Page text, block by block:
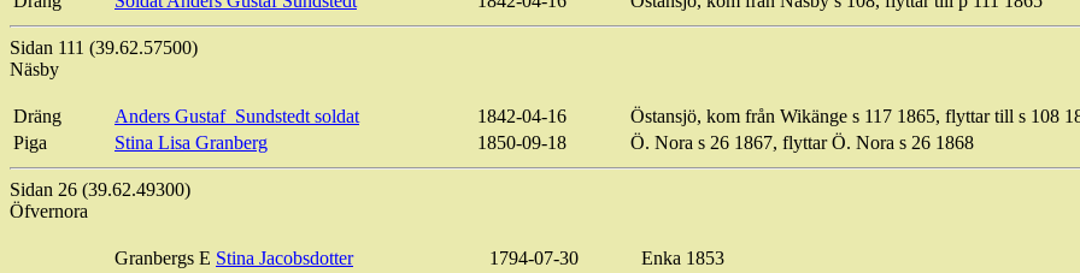
Sidan 111 (39.62.57500)
Näsby
Dräng Anders Gustaf Sundstedtsoldat 1842-04-16 Östansjö, kom från Wikänge s 117 1865, flyttar till s 108
Piga
Stina Lisa Granberg 1850-09-18 Ö. Nora s 26 1867, flyttar Ö. Nora s 26 1868
Sidan 26 (39.62.49300)
Öfvernora
Granbergs E Stina Jacobsdotter 1794-07-30 Enka 1853